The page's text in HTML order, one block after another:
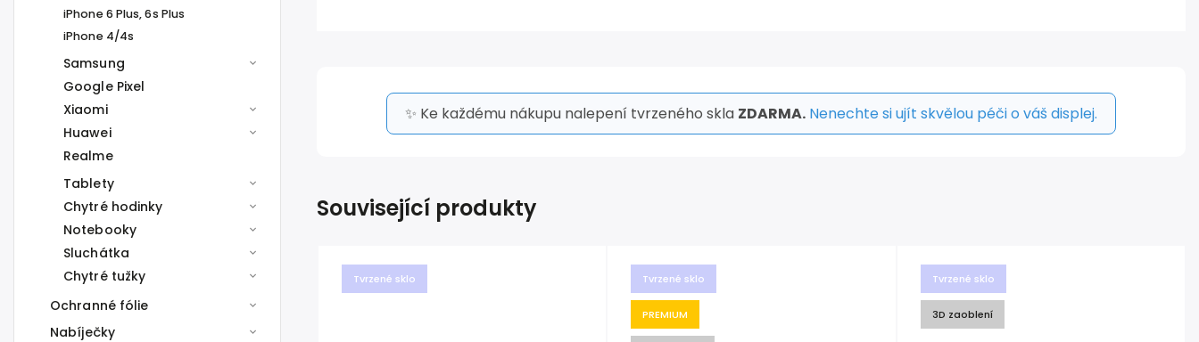
iPhone 6 Plus, 6s Plus
iPhone 4/4s
Samsung
Google Pixel
Xiaomi
Huawei
Realme
Tablety
Chytré hodinky
Notebooky
Sluchátka
Chytré tužky
Ochranné fólie
Nabíječky
✨ Ke každému nákupu nalepení tvrzeného skla ZDARMA. Nenechte si ujít skvělou péči o váš displej.
Související produkty
Tvrzené sklo Tvrzené sklo
PREMIUM
Tvrzené sklo
3D zaoblení